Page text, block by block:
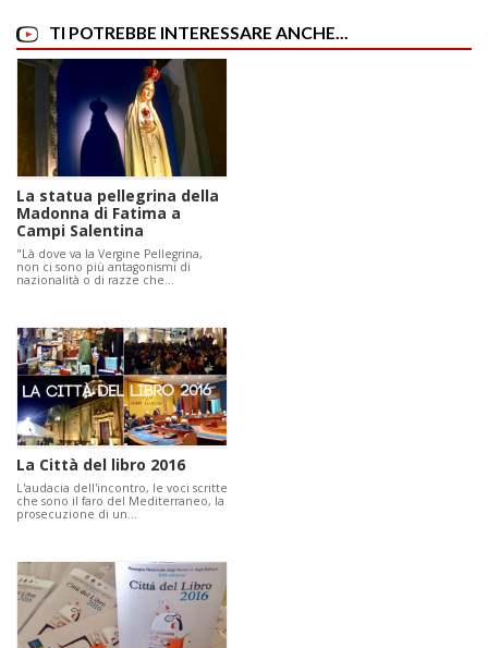
TI POTREBBE INTERESSARE ANCHE...
La statua pellegrina della
Madonna di Fatima a
Campi Salentina
"Là dove va la Vergine Pellegrina,
non ci sono più antagonismi di
nazionalità o di razze che…
La Città del libro 2016
L'audacia dell'incontro, le voci scritte
che sono il faro del Mediterraneo, la
prosecuzione di un…